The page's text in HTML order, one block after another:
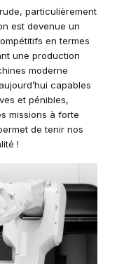
particulièrement
est devenue un
en termes
une production
moderne
capables
et pénibles,
missions à forte
de tenir nos
!